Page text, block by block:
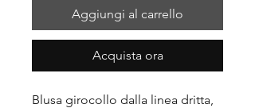
Aggiungi al carrello
Acquista ora
Blusa girocollo dalla linea dritta,